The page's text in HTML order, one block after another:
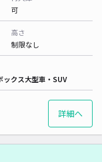
可
高さ
制限なし
ックス大型車・SUV
詳細へ